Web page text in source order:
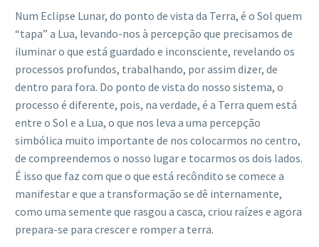
Num Eclipse Lunar, do ponto de vista da Terra, é o Sol quem
“tapa” a Lua, levando-nos à percepção que precisamos de
iluminar o que está guardado e inconsciente, revelando os
processos profundos, trabalhando, por assim dizer, de
dentro para fora. Do ponto de vista do nosso sistema, o
processo é diferente, pois, na verdade, é a Terra quem está
entre o Sol e a Lua, o que nos leva a uma percepção
simbólica muito importante de nos colocarmos no centro,
de compreendemos o nosso lugar e tocarmos os dois lados.
É isso que faz com que o que está recôndito se comece a
manifestar e que a transformação se dê internamente,
como uma semente que rasgou a casca, criou raízes e agora
prepara-se para crescer e romper a terra.